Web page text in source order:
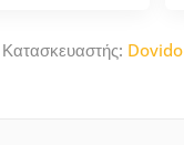
Dovido